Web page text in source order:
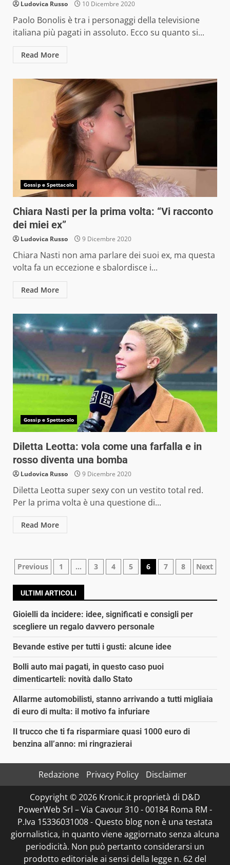
Ludovica Russo 10 Dicembre 2020
Paolo Bonolis è tra i personaggi della televisione
italiana più pagati in assoluto. Ecco su quanto si...
Read More
Gossip e Spettacolo
Chiara Nasti per la prima volta: “Vi racconto
dei miei ex”
Ludovica Russo 9 Dicembre 2020
Chiara Nasti non ama parlare dei suoi ex, ma questa
volta fa un eccezione e sbalordisce i...
Read More
Gossip e Spettacolo
Diletta Leotta: vola come una farfalla e in
rosso diventa una bomba
Ludovica Russo 9 Dicembre 2020
Diletta Leotta super sexy con un vestito total red.
Per la prima volta è una questione di...
Read More
Navigazione
articoli
Previous 1 … 3 4 5 6 7 8 Next
ULTIMI ARTICOLI
Gioielli da incidere: idee, significati e consigli per
scegliere un regalo davvero personale
Bevande estive per tutti i gusti: alcune idee
Bolli auto mai pagati, in questo caso puoi
dimenticarteli: novità dallo Stato
Allarme automobilisti, stanno arrivando a tutti migliaia
di euro di multa: il motivo fa infuriare
Il trucco che ti fa risparmiare quasi 1000 euro di
benzina all’anno: mi ringrazierai
Redazione Privacy Policy
Disclaimer
Copyright © 2026 Kronic.it proprietà di D&D
PowerWeb Srl – Via Cavour 310 - 00184 Roma RM -
P.Iva 15336031008 - Questo blog non è una testata
giornalistica, in quanto viene aggiornato senza alcuna
periodicità. Non può pertanto considerarsi un
prodotto editoriale ai sensi della legge n. 62 del